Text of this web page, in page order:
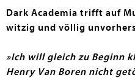
und Lesern sehr beliebt
Irrungen und Wirrungen,
flache Protagonisten
wenig zu beschleunigen.
Dark Academia trifft auf
witzig und völlig
»Ich will gleich zu Beginn
Henry Van Boren nicht